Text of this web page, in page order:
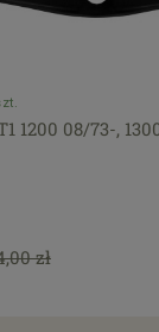
1200 08/73-,
zł